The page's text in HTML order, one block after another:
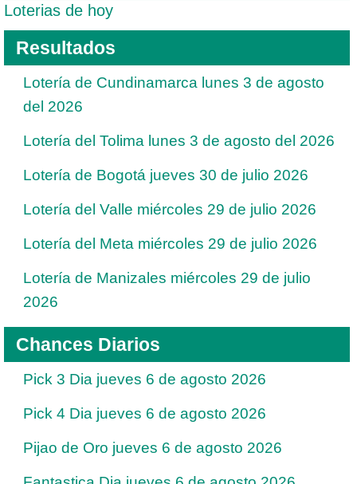
Loterias de hoy
Resultados
Lotería de Cundinamarca lunes 3 de agosto
del 2026
Lotería del Tolima lunes 3 de agosto del 2026
Lotería de Bogotá jueves 30 de julio 2026
Lotería del Valle miércoles 29 de julio 2026
Lotería del Meta miércoles 29 de julio 2026
Lotería de Manizales miércoles 29 de julio
2026
Chances Diarios
Pick 3 Dia jueves 6 de agosto 2026
Pick 4 Dia jueves 6 de agosto 2026
Pijao de Oro jueves 6 de agosto 2026